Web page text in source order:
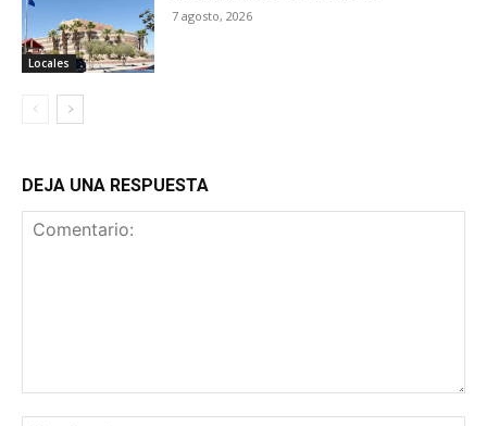
Locales
7 agosto, 2026
DEJA UNA RESPUESTA